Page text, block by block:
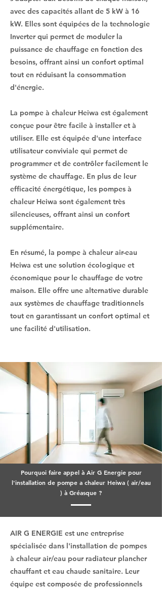
avec des capacités allant de 5 kW à 16
kW. Elles sont équipées de la technologie
Inverter qui permet de moduler la
puissance de chauffage en fonction des
besoins, offrant ainsi un confort optimal
tout en réduisant la consommation
d'énergie.
La pompe à chaleur Heiwa est également
conçue pour être facile à installer et à
utiliser. Elle est équipée d'une interface
utilisateur conviviale qui permet de
programmer et de contrôler facilement le
système de chauffage. En plus de leur
efficacité énergétique, les pompes à
chaleur Heiwa sont également très
silencieuses, offrant ainsi un confort
supplémentaire.
En résumé, la pompe à chaleur air-eau
Heiwa est une solution écologique et
économique pour le chauffage de votre
maison. Elle offre une alternative durable
aux systèmes de chauffage traditionnels
tout en garantissant un confort optimal et
une facilité d'utilisation.
Pourquoi faire appel à Air G Energie pour
l'installation de pompe a chaleur Heiwa ( air/eau
) à Gréasque ?
AIR G ENERGIE est une entreprise
spécialisée dans l'installation de pompes
à chaleur air/eau pour radiateur plancher
chauffant et eau chaude sanitaire. Leur
équipe est composée de professionnels